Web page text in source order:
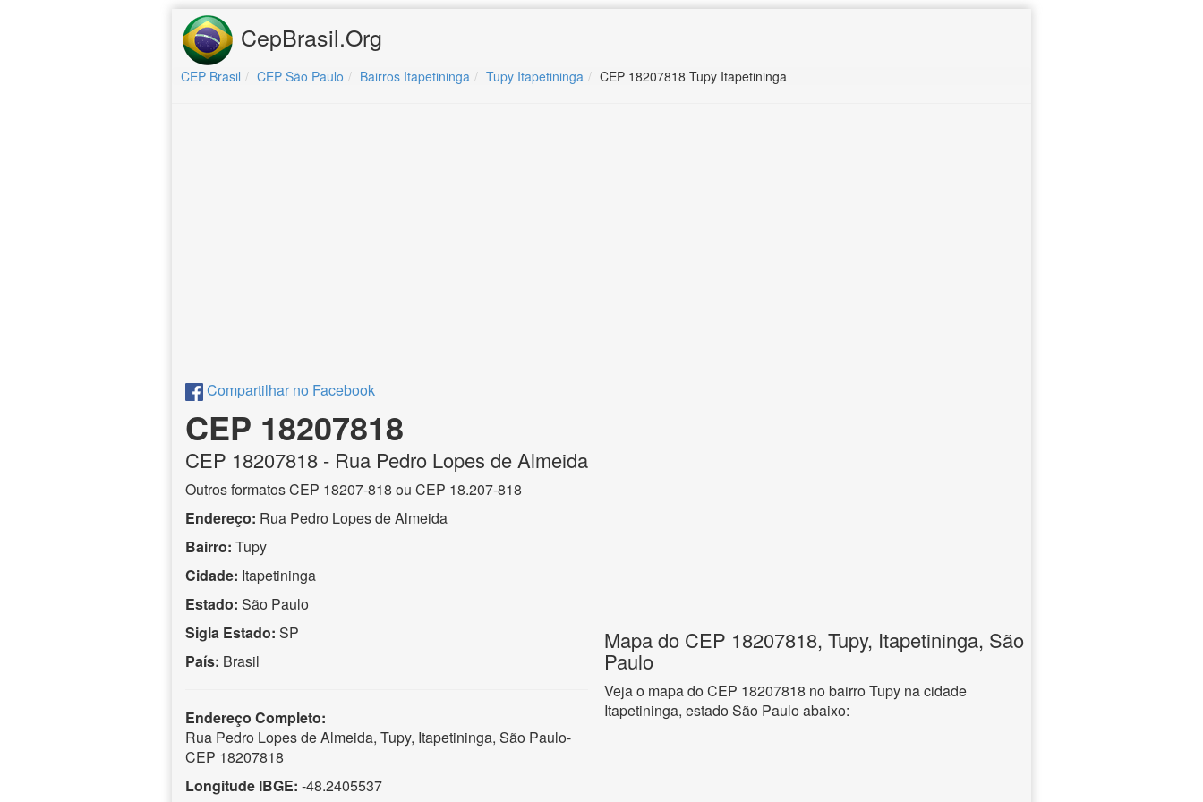
CepBrasil.Org
CEP Brasil CEP São Paulo Bairros Itapetininga Tupy Itapetininga CEP 18207818 Tupy Itapetininga
Compartilhar no Facebook
CEP 18207818
CEP 18207818 - Rua Pedro Lopes de Almeida
Outros formatos CEP 18207-818 ou CEP 18.207-818
Endereço: Rua Pedro Lopes de Almeida
Bairro: Tupy
Cidade: Itapetininga
Estado: São Paulo
Sigla Estado: SP
País: Brasil
Endereço Completo:
Rua Pedro Lopes de Almeida, Tupy, Itapetininga, São Paulo-
CEP 18207818
Longitude IBGE: -48.2405537
Mapa do CEP 18207818, Tupy, Itapetininga, São
Paulo
Veja o mapa do CEP 18207818 no bairro Tupy na cidade
Itapetininga, estado São Paulo abaixo: